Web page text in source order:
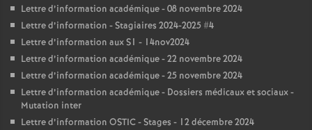
Lettre d’information académique - 08 novembre 2024
Lettre d’information - Stagiaires 2024-2025 #4
Lettre d’information aux S1 - 14nov2024
Lettre d’information académique - 22 novembre 2024
Lettre d’information académique - 25 novembre 2024
Lettre d’information académique - Dossiers médicaux et sociaux -
Mutation inter
Lettre d’information OSTIC - Stages - 12 décembre 2024